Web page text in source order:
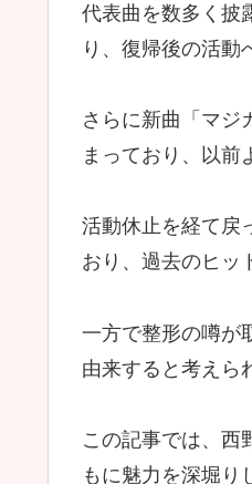
代表曲を数多く披
り、復帰後の活動
さらに新曲「マジ
まっており、以前
活動休止を経て戻
おり、過去のヒッ
一方で整形の噂が
由来すると考えら
この記事では、西
もに魅力を深堀り